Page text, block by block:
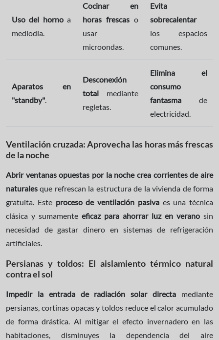
Uso del hornoa
mediodía.
Cocinar en
horas frescas o
usar
microondas.
Evita
sobrecalentar
los espacios
comunes.
Aparatos en
"standby".
Desconexión
total mediante
regletas.
Elimina el
consumo
fantasma de
electricidad.
Ventilación cruzada: Aprovecha las horas más frescas
de la noche
Abrir ventanas opuestas por la noche crea corrientes de aire
naturales que refrescan la estructura de la vivienda de forma
gratuita. Este proceso de ventilación pasivaes una técnica
clásica y sumamente eficaz para ahorrar luz en verano sin
necesidad de gastar dinero en sistemas de refrigeración
artificiales.
Persianas y toldos: El aislamiento térmico natural
contra el sol
Impedir la entrada de radiación solar directa mediante
persianas, cortinas opacas y toldos reduce el calor acumulado
de forma drástica. Al mitigar el efecto invernadero en las
habitaciones, disminuyes la dependencia del aire